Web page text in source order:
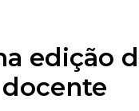
edição